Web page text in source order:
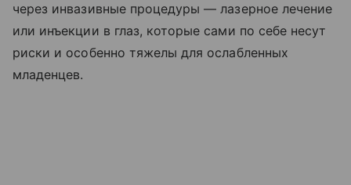
через инвазивные процедуры — лазерное лечение
или инъекции в глаз, которые сами по себе несут
риски и особенно тяжелы для ослабленных
младенцев.